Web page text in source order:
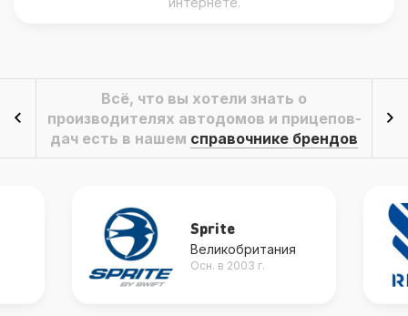
Всё, что вы хотели знать о
производителях автодомов и прицепов-
дач есть в нашем справочнике брендов
Sprite
Великобритания
Осн. в 2003 г.